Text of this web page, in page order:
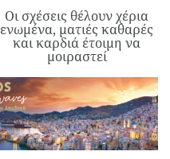
Οι σχέσεις θέλουν χέρια
ενωμένα, ματιές καθαρές
και καρδιά έτοιμη να
μοιραστεί